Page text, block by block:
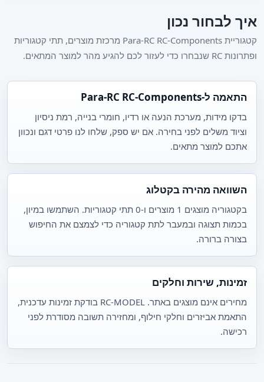
איך לבחור נכון
קטגוריית Para-RC RC-Components מרכזת מוצרים, תתי קטגוריות
ופתרונות RC שנבחרו כדי לעזור לכם להגיע מהר למוצר המתאים.
התאמה ל-Para-RC RC-Components
בדקו מידות, מערכת הנעה או רדיו, חומרי בנייה, רמת ניסיון
וציוד משלים לפני בחירה. אם יש ספק, שלחו לנו פרטי דגם ונכוון
אתכם למוצר מתאים.
השוואה מהירה בקטלוג
בקטגוריה מוצגים 1 מוצרים ו-0 תתי קטגוריות. השתמשו במיון,
בכמות תצוגה ובמעבר לתת קטגוריה כדי לצמצם את החיפוש
בצורה ברורה.
זמינות, שירות וחלקים
מחירים אינם מוצגים באתר. RC-MODEL בודקת זמינות עדכנית,
התאמת אביזרים וחלקי חילוף, ומחזירה תשובה מסודרת לפני
רכישה.